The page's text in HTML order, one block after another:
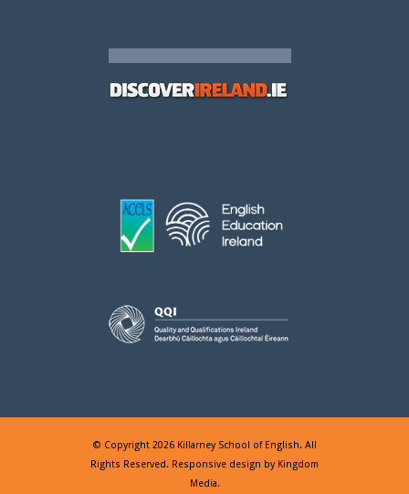
© Copyright 2026 Killarney School of English. All
Rights Reserved. Responsive design by Kingdom
Media.